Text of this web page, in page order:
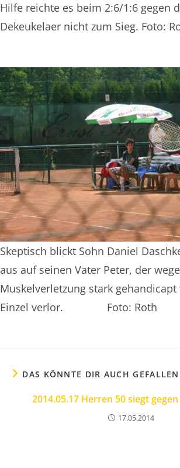
Hilfe reichte es beim 2:6/1:6 gegen
Dekeukelaer nicht zum Sieg. Foto:
Skeptisch blickt Sohn Daniel
aus auf seinen Vater Peter, der
Muskelverletzung stark
Einzel verlor. Foto: Roth
DAS KÖNNTE DIR AUCH GEFALLEN
2014.05.17 Herren 50 siegt
17.05.2014